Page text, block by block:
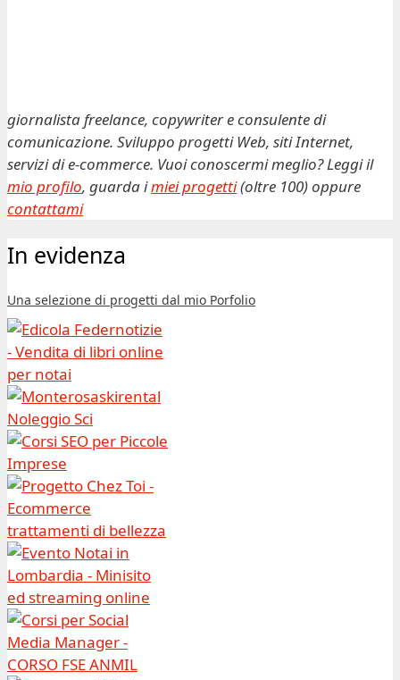
giornalista freelance, copywriter e consulente di
comunicazione. Sviluppo progetti Web, siti Internet,
servizi di e-commerce. Vuoi conoscermi meglio? Leggi il
mio profilo, guarda imiei progetti(oltre 100) oppure
contattami
In evidenza
Una selezione di progetti dal mio Porfolio